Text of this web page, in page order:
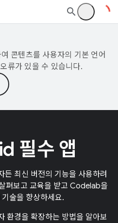
콘텐츠를 사용자의 기본 언어
류가 있을 수 있습니다.
필수 앱
든 최신 버전의 기능을 사용하려
펴보고 교육을 받고 Codelab을
술을 향상하세요.
환경을 확장하는 방법을 알아보